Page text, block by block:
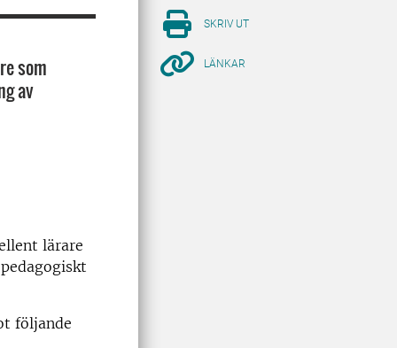
som
av
lärare
följande
SKRIV UT
LÄNKAR